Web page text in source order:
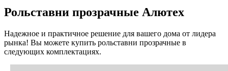
Рольставни прозрачные Алютех
Надежное и практичное решение для вашего дома от лидера
рынка! Вы можете купить рольставни прозрачные в
следующих комплектациях.